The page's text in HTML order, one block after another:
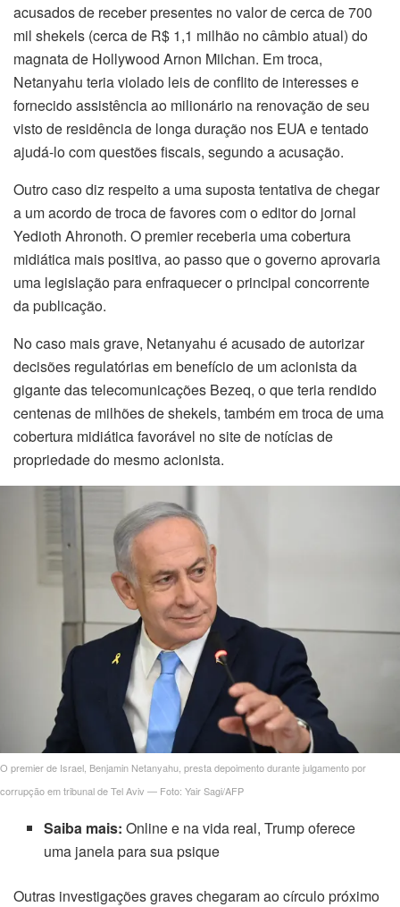
acusados de receber presentes no valor de cerca de 700
mil shekels (cerca de R$ 1,1 milhão no câmbio atual) do
magnata de Hollywood Arnon Milchan. Em troca,
Netanyahu teria violado leis de conflito de interesses e
fornecido assistência ao milionário na renovação de seu
visto de residência de longa duração nos EUA e tentado
ajudá-lo com questões fiscais, segundo a acusação.
Outro caso diz respeito a uma suposta tentativa de chegar
a um acordo de troca de favores com o editor do jornal
Yedioth Ahronoth. O premier receberia uma cobertura
midiática mais positiva, ao passo que o governo aprovaria
uma legislação para enfraquecer o principal concorrente
da publicação.
No caso mais grave, Netanyahu é acusado de autorizar
decisões regulatórias em benefício de um acionista da
gigante das telecomunicações Bezeq, o que teria rendido
centenas de milhões de shekels, também em troca de uma
cobertura midiática favorável no site de notícias de
propriedade do mesmo acionista.
O premier de Israel, Benjamin Netanyahu, presta depoimento durante julgamento por
corrupção em tribunal de Tel Aviv — Foto: Yair Sagi/AFP
Saiba mais:Online e na vida real, Trump oferece
uma janela para sua psique
Outras investigações graves chegaram ao círculo próximo